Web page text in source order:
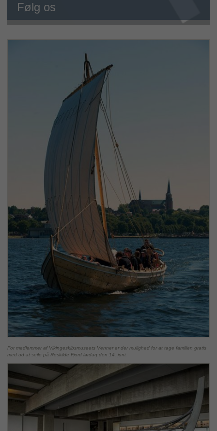
Følg os
For medlemmer af Vikingeskibsmuseets Venner er der mulighed for at tage familien gratis
med ud at sejle på Roskilde Fjord lørdag den 14. juni.